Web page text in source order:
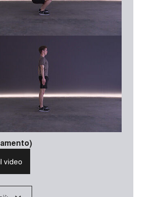
video